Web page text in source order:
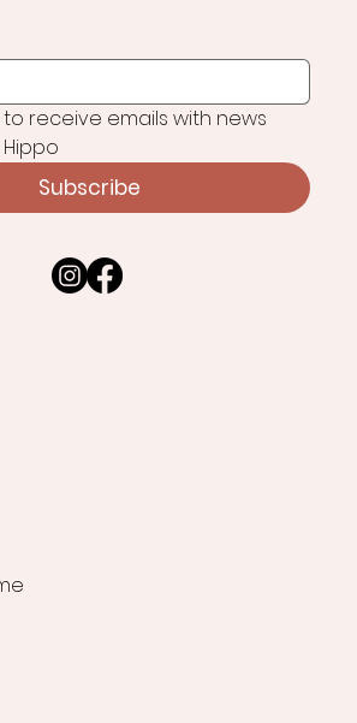
to receive emails with news
Subscribe